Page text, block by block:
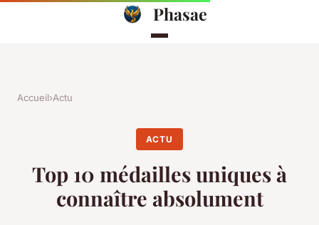
Phasae
Accueil›Actu
ACTU
Top 10 médailles uniques à
connaître absolument